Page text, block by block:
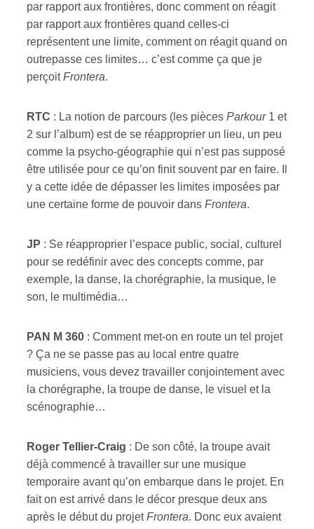
par rapport aux frontières, donc comment on réagit
par rapport aux frontières quand celles-ci
représentent une limite, comment on réagit quand on
outrepasse ces limites… c’est comme ça que je
perçoitFrontera.
RTC : La notion de parcours (les pièces Parkour1 et
2 sur l’album) est de se réapproprier un lieu, un peu
comme la psycho-géographie qui n’est pas supposé
être utilisée pour ce qu’on finit souvent par en faire. Il
y a cette idée de dépasser les limites imposées par
une certaine forme de pouvoir dans Frontera.
JP : Se réapproprier l’espace public, social, culturel
pour se redéfinir avec des concepts comme, par
exemple, la danse, la chorégraphie, la musique, le
son, le multimédia…
PAN M 360 : Comment met-on en route un tel projet
? Ça ne se passe pas au local entre quatre
musiciens, vous devez travailler conjointement avec
la chorégraphe, la troupe de danse, le visuel et la
scénographie…
Roger Tellier-Craig : De son côté, la troupe avait
déjà commencé à travailler sur une musique
temporaire avant qu’on embarque dans le projet. En
fait on est arrivé dans le décor presque deux ans
après le début du projetFrontera. Donc eux avaient